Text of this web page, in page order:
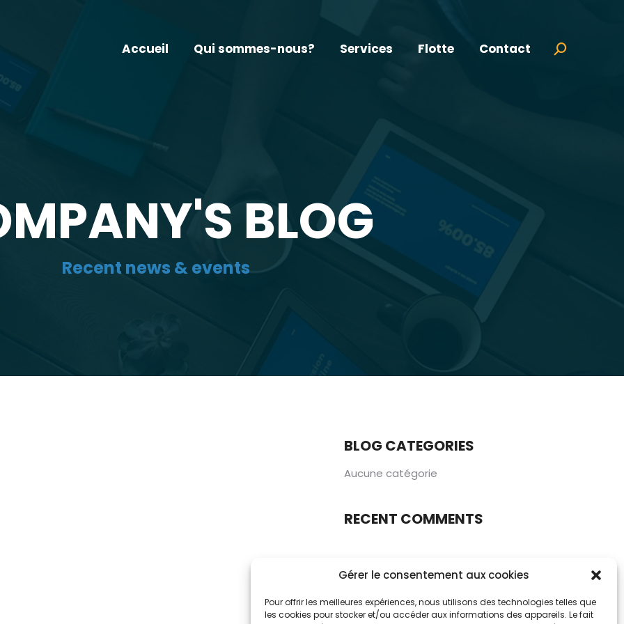
Gérer le consentement aux cookies
Pour offrir les meilleures expériences, nous utilisons des technologies telles que
les cookies pour stocker et/ou accéder aux informations des appareils. Le fait
Accueil Qui sommes-nous? Services Flotte Contact Search:
BLOG
Recent news & events
BLOG CATEGORIES
Aucune catégorie
RECENT COMMENTS
RECENT POSTS